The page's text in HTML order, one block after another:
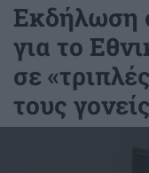
Εκδήλωση
για το
σε
τους γονείς